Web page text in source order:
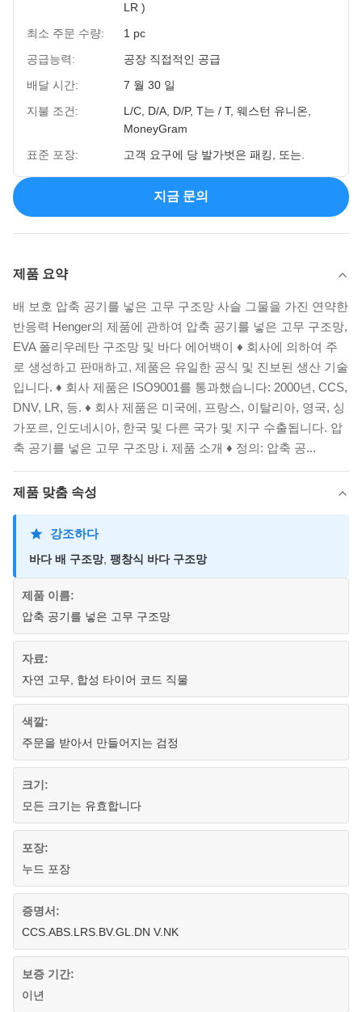
LR )
최소 주문 수량:
1 pc
공급능력:
공장 직접적인 공급
배달 시간:
7 월 30 일
지불 조건:
L/C, D/A, D/P, T는 / T, 웨스턴 유니온,
MoneyGram
표준 포장:
고객 요구에 당 발가벗은 패킹, 또는.
지금 문의
제품 요약
배 보호 압축 공기를 넣은 고무 구조망 사슬 그물을 가진 연약한
반응력 Henger의 제품에 관하여 압축 공기를 넣은 고무 구조망,
EVA 폴리우레탄 구조망 및 바다 에어백이 ♦ 회사에 의하여 주
로 생성하고 판매하고, 제품은 유일한 공식 및 진보된 생산 기술
입니다. ♦ 회사 제품은 ISO9001를 통과했습니다: 2000년, CCS,
DNV, LR, 등. ♦ 회사 제품은 미국에, 프랑스, 이탈리아, 영국, 싱
가포르, 인도네시아, 한국 및 다른 국가 및 지구 수출됩니다. 압
축 공기를 넣은 고무 구조망 i. 제품 소개 ♦ 정의: 압축 공...
제품 맞춤 속성
강조하다
바다 배 구조망, 팽창식 바다 구조망
제품 이름:
압축 공기를 넣은 고무 구조망
자료:
자연 고무, 합성 타이어 코드 직물
색깔:
주문을 받아서 만들어지는 검정
크기:
모든 크기는 유효합니다
포장:
누드 포장
증명서:
CCS.ABS.LRS.BV.GL.DN V.NK
보증 기간:
이년